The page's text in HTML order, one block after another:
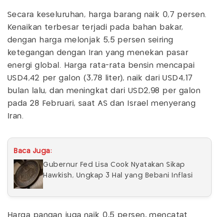
Secara keseluruhan, harga barang naik 0,7 persen.
Kenaikan terbesar terjadi pada bahan bakar,
dengan harga melonjak 5,5 persen seiring
ketegangan dengan Iran yang menekan pasar
energi global. Harga rata-rata bensin mencapai
USD4,42 per galon (3,78 liter), naik dari USD4,17
bulan lalu, dan meningkat dari USD2,98 per galon
pada 28 Februari, saat AS dan Israel menyerang
Iran.
Baca Juga:
Gubernur Fed Lisa Cook Nyatakan Sikap
Hawkish, Ungkap 3 Hal yang Bebani Inflasi
Harga pangan juga naik 0,5 persen, mencatat